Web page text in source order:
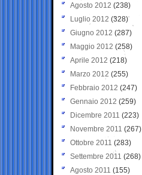
Agosto 2012 (238)
Luglio 2012 (328)
Giugno 2012 (287)
Maggio 2012 (258)
Aprile 2012 (218)
Marzo 2012 (255)
Febbraio 2012 (247)
Gennaio 2012 (259)
Dicembre 2011 (223)
Novembre 2011 (267)
Ottobre 2011 (283)
Settembre 2011 (268)
Agosto 2011 (155)